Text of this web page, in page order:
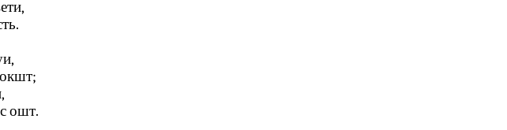
ошт.